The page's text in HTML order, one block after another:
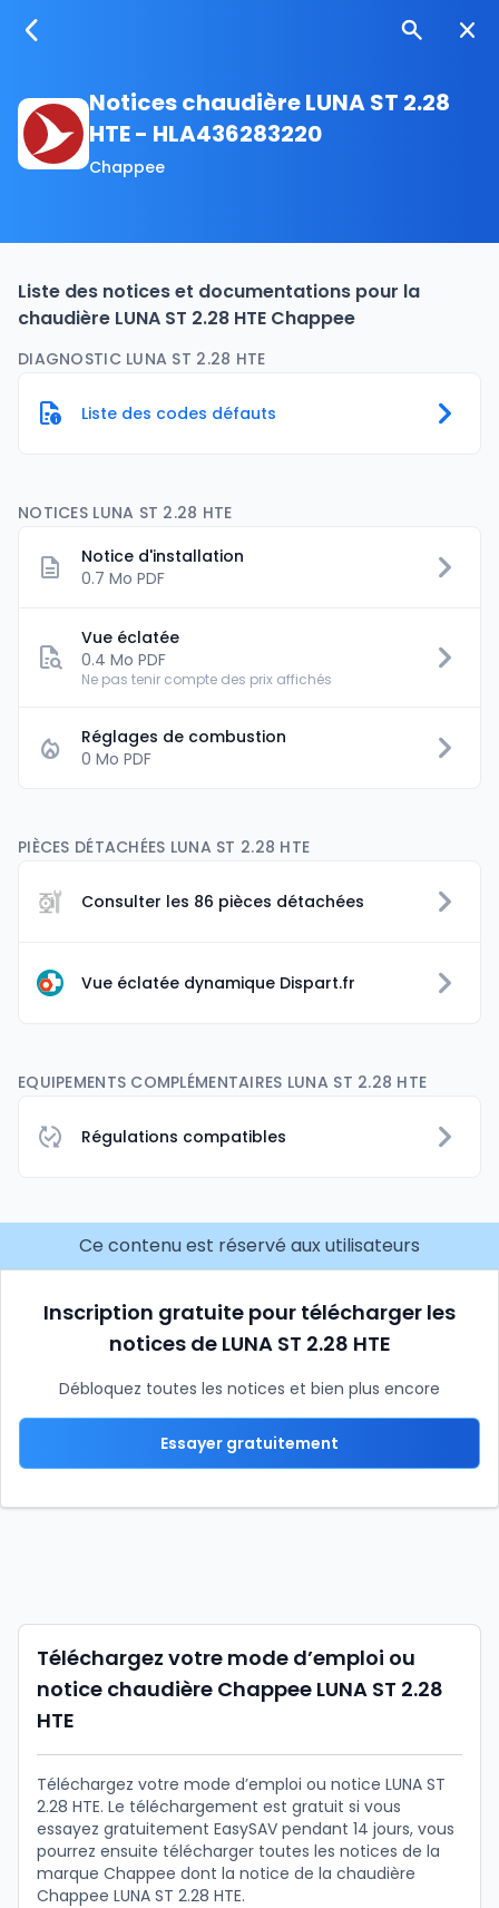
Notices chaudière LUNA ST 2.28
HTE - HLA436283220
Chappee
Liste des notices et documentations pour la
chaudière LUNA ST 2.28 HTE Chappee
DIAGNOSTIC LUNA ST 2.28 HTE
Liste des codes défauts
NOTICES LUNA ST 2.28 HTE
Notice d'installation
0.7 Mo PDF
Vue éclatée
0.4 Mo PDF
Ne pas tenir compte des prix affichés
Réglages de combustion
0 Mo PDF
PIÈCES DÉTACHÉES LUNA ST 2.28 HTE
Consulter les 86 pièces détachées
Vue éclatée dynamique Dispart.fr
EQUIPEMENTS COMPLÉMENTAIRES LUNA ST 2.28 HTE
Régulations compatibles
Ce contenu est réservé aux utilisateurs
Inscription gratuite pour télécharger les
notices de LUNA ST 2.28 HTE
Débloquez toutes les notices et bien plus encore
Essayer gratuitement
Téléchargez votre mode d’emploi ou
notice chaudière Chappee LUNA ST 2.28
HTE
Téléchargez votre mode d’emploi ou notice LUNA ST
2.28 HTE. Le téléchargement est gratuit si vous
essayez gratuitement EasySAV pendant 14 jours, vous
pourrez ensuite télécharger toutes les notices de la
marque Chappee dont la notice de la chaudière
Chappee LUNA ST 2.28 HTE.